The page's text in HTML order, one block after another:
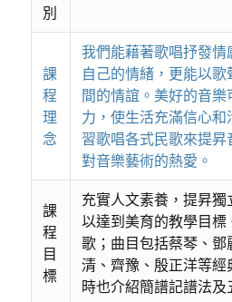
別
課
程
理
念
我們能藉著歌唱抒發
自己的情緒，更能以
間的情誼。美好的音
力，使生活充滿信心
習歌唱各式民歌來提
對音樂藝術的熱愛。
課
程
目
標
充實人文素養，提昇獨
以達到美育的教學目標
歌；曲目包括蔡琴、鄧
清、齊豫、殷正洋等經
時也介紹簡譜記譜法及